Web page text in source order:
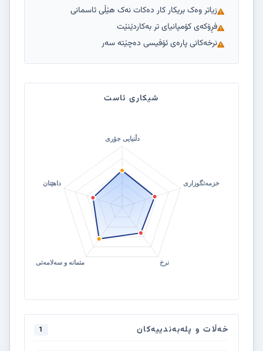
زیاتر وەک بریکار کار دەکات نەک هێڵی ئاسمانی
فڕۆکەی کۆمپانیای تر بەکاردێنێت
نرخەکانی پارەی ئۆفیسی دەچێتە سەر
شیکاری ئاست
خەڵات و پلەبەندییەکان 1